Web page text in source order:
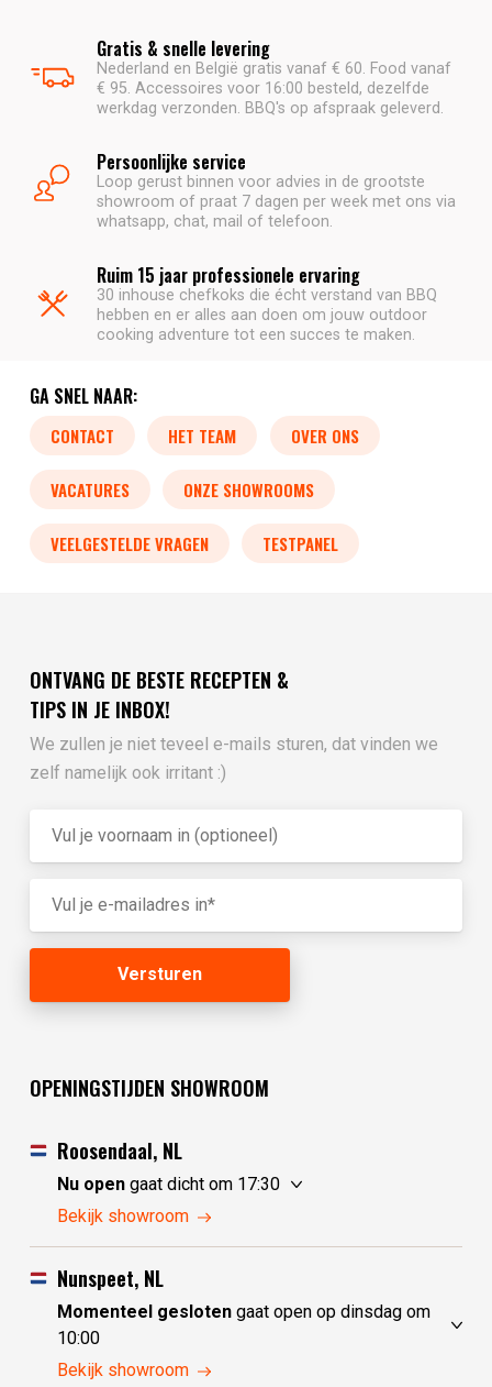
Gratis & snelle levering
Nederland en België gratis vanaf € 60. Food vanaf
€ 95. Accessoires voor 16:00 besteld, dezelfde
werkdag verzonden. BBQ's op afspraak geleverd.
Persoonlijke service
Loop gerust binnen voor advies in de grootste
showroom of praat 7 dagen per week met ons via
whatsapp, chat, mail of telefoon.
Ruim 15 jaar professionele ervaring
30 inhouse chefkoks die écht verstand van BBQ
hebben en er alles aan doen om jouw outdoor
cooking adventure tot een succes te maken.
GA SNEL NAAR:
CONTACT HET TEAM OVER ONS
VACATURES ONZE SHOWROOMS
VEELGESTELDE VRAGEN TESTPANEL
ONTVANG DE BESTE RECEPTEN &
TIPS IN JE INBOX!
We zullen je niet teveel e-mails sturen, dat vinden we
zelf namelijk ook irritant :)
OPENINGSTIJDEN SHOWROOM
Roosendaal, NL
Nu opengaat dicht om 17:30
maandag
dinsdag
gesloten
woensdag
donderdag
10:00 - 17:30
vrijdag
10:00 - 17:30
zaterdag
Bekijk showroom
Nunspeet, NL
Momenteel geslotengaat open op dinsdag om
10:00
maandag
Bekijk showroom